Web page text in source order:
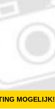
MOGELIJK!